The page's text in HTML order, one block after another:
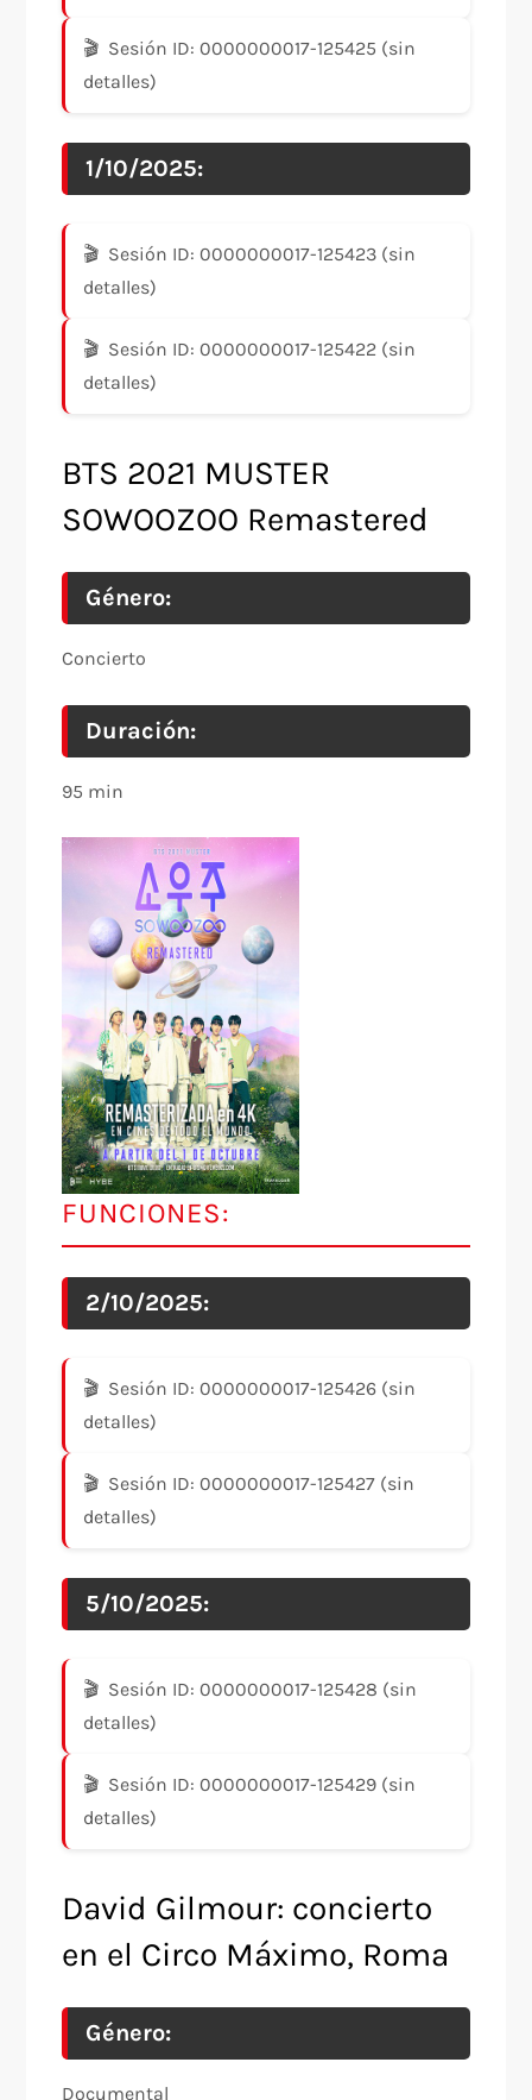
Sesión ID: 0000000017-125425 (sin
detalles)
1/10/2025:
Sesión ID: 0000000017-125423 (sin
detalles)
Sesión ID: 0000000017-125422 (sin
detalles)
BTS 2021 MUSTER
SOWOOZOO Remastered
Género:
Concierto
Duración:
95 min
FUNCIONES:
2/10/2025:
Sesión ID: 0000000017-125426 (sin
detalles)
Sesión ID: 0000000017-125427 (sin
detalles)
5/10/2025:
Sesión ID: 0000000017-125428 (sin
detalles)
Sesión ID: 0000000017-125429 (sin
detalles)
David Gilmour: concierto
en el Circo Máximo, Roma
Género:
Documental